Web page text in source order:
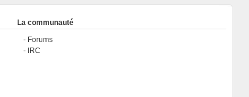
La communauté
Forums
IRC